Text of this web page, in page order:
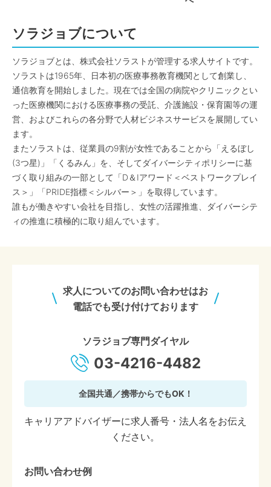
ソラジョブについて
ソラジョブとは、株式会社ソラストが管理する求人サイトです。
ソラストは1965年、日本初の医療事務教育機関として創業し、
通信教育を開始しました。現在では全国の病院やクリニックとい
った医療機関における医療事務の受託、介護施設・保育園等の運
営、およびこれらの各分野で人材ビジネスサービスを展開してい
ます。
またソラストは、従業員の9割が女性であることから「えるぼし
(3つ星)」「くるみん」を、そしてダイバーシティポリシーに基
づく取り組みの一部として「D＆Iアワード＜ベストワークプレイ
ス＞」「PRIDE指標＜シルバー＞」を取得しています。
誰もが働きやすい会社を目指し、女性の活躍推進、ダイバーシテ
ィの推進に積極的に取り組んでいます。
求人についてのお問い合わせはお
電話でも受け付けております
ソラジョブ専門ダイヤル
03-4216-4482
全国共通／携帯からでもOK！
キャリアアドバイザーに求人番号・法人名をお伝え
ください。
お問い合わせ例